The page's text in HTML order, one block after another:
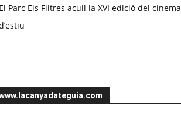
El Parc Els Filtres acull la XVI edició del cinema